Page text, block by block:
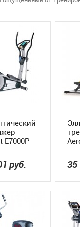
E7000P
руб. 35